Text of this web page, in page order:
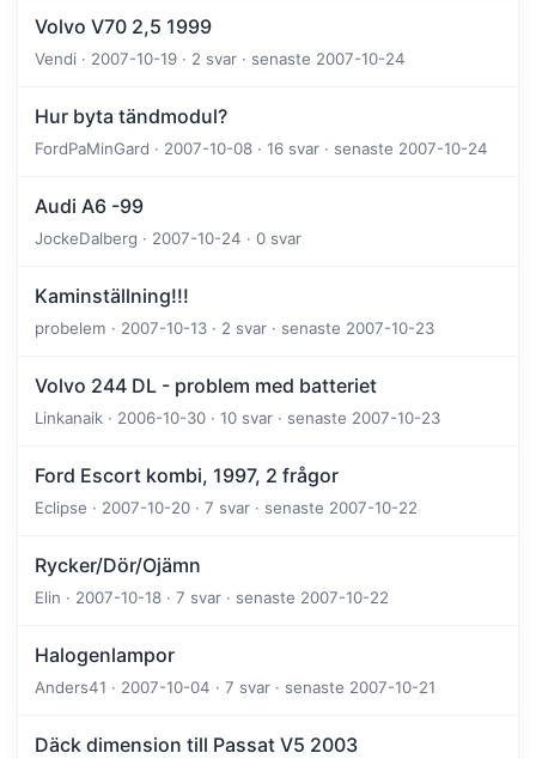
Volvo V70 2,5 1999
Vendi · 2007-10-19 · 2 svar · senaste 2007-10-24
Hur byta tändmodul?
FordPaMinGard · 2007-10-08 · 16 svar · senaste 2007-10-24
Audi A6 -99
JockeDalberg · 2007-10-24 · 0 svar
Kaminställning!!!
probelem · 2007-10-13 · 2 svar · senaste 2007-10-23
Volvo 244 DL - problem med batteriet
Linkanaik · 2006-10-30 · 10 svar · senaste 2007-10-23
Ford Escort kombi, 1997, 2 frågor
Eclipse · 2007-10-20 · 7 svar · senaste 2007-10-22
Rycker/Dör/Ojämn
Elin · 2007-10-18 · 7 svar · senaste 2007-10-22
Halogenlampor
Anders41 · 2007-10-04 · 7 svar · senaste 2007-10-21
Däck dimension till Passat V5 2003